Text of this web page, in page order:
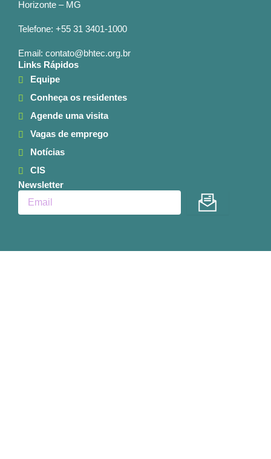
Horizonte – MG
Telefone: +55 31 3401-1000
Email: contato@bhtec.org.br
Links Rápidos
Equipe
Conheça os residentes
Agende uma visita
Vagas de emprego
Notícias
CIS
Newsletter
Enviar